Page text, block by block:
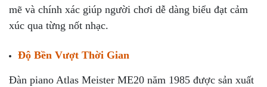
mẽ và chính xác giúp người chơi dễ dàng biểu đạt cảm
xúc qua từng nốt nhạc.
Độ Bền Vượt Thời Gian
Đàn piano Atlas Meister ME20 năm 1985 được sản xuất